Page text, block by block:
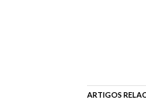
ARTIGOS